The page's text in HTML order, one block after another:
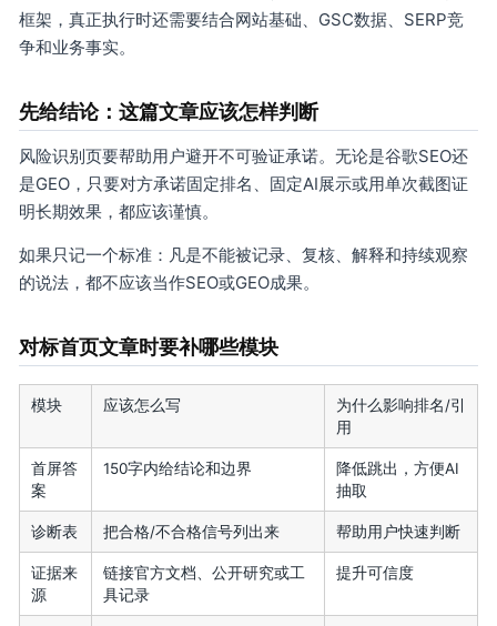
框架，真正执行时还需要结合网站基础、GSC数据、SERP竞
争和业务事实。
先给结论：这篇文章应该怎样判断
风险识别页要帮助用户避开不可验证承诺。无论是谷歌SEO还
是GEO，只要对方承诺固定排名、固定AI展示或用单次截图证
明长期效果，都应该谨慎。
如果只记一个标准：凡是不能被记录、复核、解释和持续观察
的说法，都不应该当作SEO或GEO成果。
对标首页文章时要补哪些模块
模块 应该怎么写
为什么影响排名/引
用
首屏答
案
150字内给结论和边界
降低跳出，方便AI
抽取
诊断表 把合格/不合格信号列出来 帮助用户快速判断
证据来
源
链接官方文档、公开研究或工
具记录
提升可信度